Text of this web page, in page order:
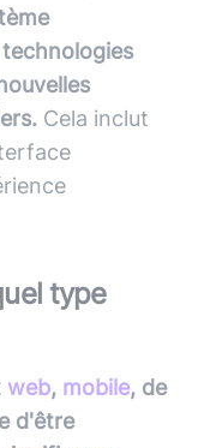
Cela inclut
type
web, mobile, de
d'être